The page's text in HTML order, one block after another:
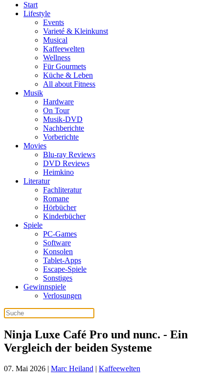
Start
Lifestyle
Events
Varieté & Kleinkunst
Musical
Kaffeewelten
Wellness
Für Gourmets
Küche & Leben
All about Fitness
Musik
Hardware
On Tour
Musik-DVD
Nachberichte
Vorberichte
Movies
Blu-ray Reviews
DVD Reviews
Heimkino
Literatur
Fachliteratur
Romane
Hörbücher
Kinderbücher
Spiele
PC-Games
Software
Konsolen
Tablet-Apps
Escape-Spiele
Sonstiges
Gewinnspiele
Verlosungen
Ninja Luxe Café Pro und nunc. - Ein
Vergleich der beiden Systeme
07. Mai 2026 | Marc Heiland | Kaffeewelten